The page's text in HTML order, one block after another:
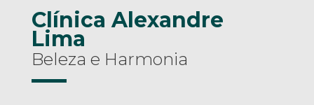
Clínica Alexandre
Lima
Beleza e Harmonia